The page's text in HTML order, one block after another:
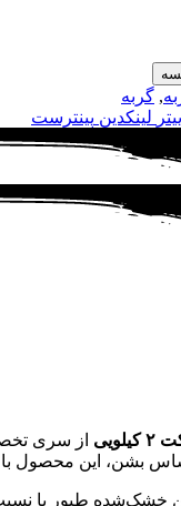
, گربه
لینکدین پینترست
از سری
بشن، این محصول با